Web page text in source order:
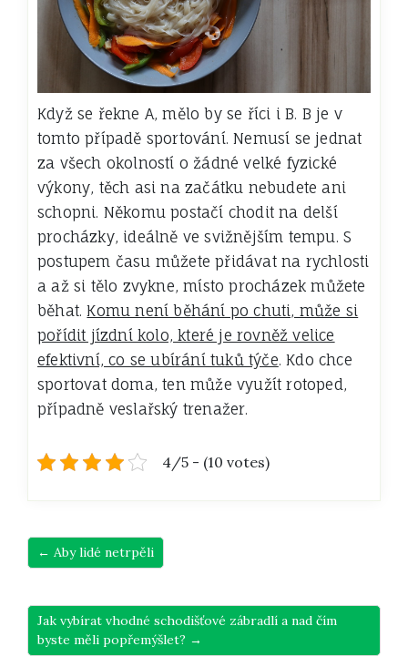
Když se řekne A, mělo by se říci i B. B je v
tomto případě sportování. Nemusí se jednat
za všech okolností o žádné velké fyzické
výkony, těch asi na začátku nebudete ani
schopni. Někomu postačí chodit na delší
procházky, ideálně ve svižnějším tempu. S
postupem času můžete přidávat na rychlosti
a až si tělo zvykne, místo procházek můžete
běhat.Komu není běhání po chuti, může si
pořídit jízdní kolo, které je rovněž velice
efektivní, co se ubírání tuků týče. Kdo chce
sportovat doma, ten může využít rotoped,
případně veslařský trenažer.
4/5 - (10 votes)
← Aby lidé netrpěli
Jak vybírat vhodné schodišťové zábradlí a nad čím
byste měli popřemýšlet? →